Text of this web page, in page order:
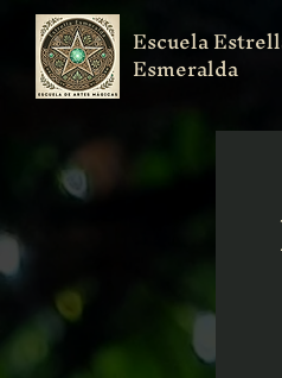
Escuela
Esmeralda